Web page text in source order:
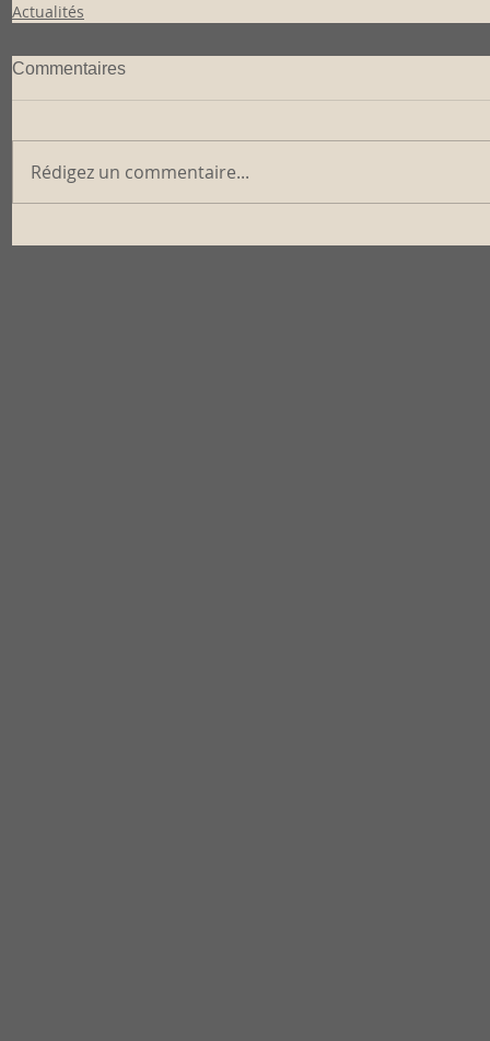
Actualités
Commentaires
Rédigez un commentaire...